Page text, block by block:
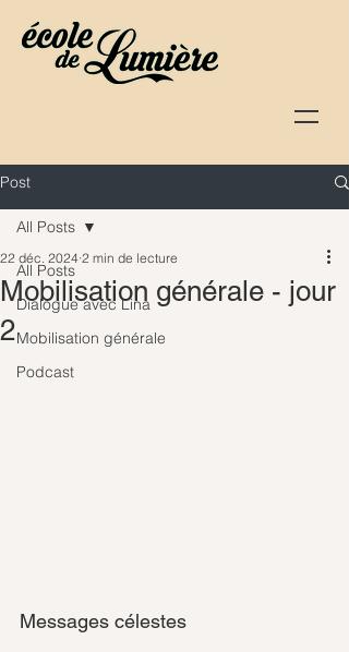
Post
All Posts
Dialogue avec Lina
Mobilisation générale
Podcast
All Posts
Mobilisation générale - jour
2
22 déc. 2024 2 min de lecture
Messages célestes